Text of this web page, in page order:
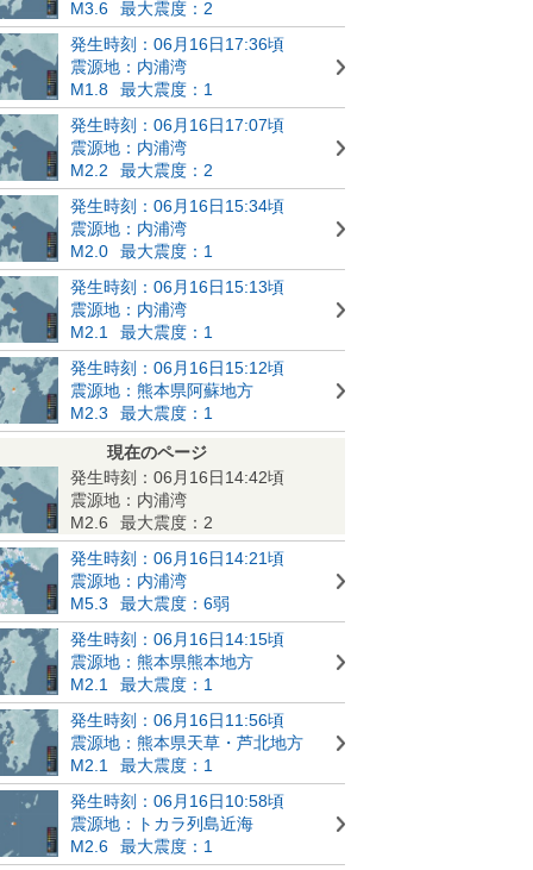
M3.6
最大震度：2
発生時刻：06月16日17:36頃
震源地：内浦湾
M1.8
最大震度：1
発生時刻：06月16日17:07頃
震源地：内浦湾
M2.2
最大震度：2
発生時刻：06月16日15:34頃
震源地：内浦湾
M2.0
最大震度：1
発生時刻：06月16日15:13頃
震源地：内浦湾
M2.1
最大震度：1
発生時刻：06月16日15:12頃
震源地：熊本県阿蘇地方
M2.3
最大震度：1
現在のページ
発生時刻：06月16日14:42頃
震源地：内浦湾
M2.6
最大震度：2
発生時刻：06月16日14:21頃
震源地：内浦湾
M5.3
最大震度：6弱
発生時刻：06月16日14:15頃
震源地：熊本県熊本地方
M2.1
最大震度：1
発生時刻：06月16日11:56頃
震源地：熊本県天草・芦北地方
M2.1
最大震度：1
発生時刻：06月16日10:58頃
震源地：トカラ列島近海
M2.6
最大震度：1